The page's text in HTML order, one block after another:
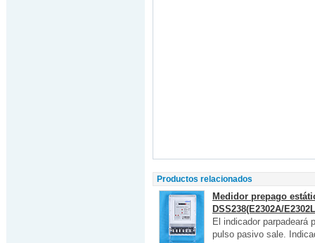
Productos relacionados
Medidor prepago
DSS238(E2302A/
El indicador parpadeará
pulso pasivo sale.